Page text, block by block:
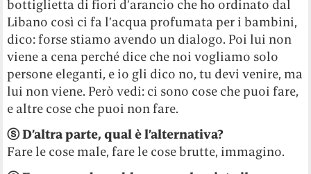
bottiglietta di fiori d’arancio che ho ordinato dal
Libano così ci fa l’acqua profumata per i bambini,
dico: forse stiamo avendo un dialogo. Poi lui non
viene a cena perché dice che noi vogliamo solo
persone eleganti, e io gli dico no, tu devi venire, ma
lui non viene. Però vedi: ci sono cose che puoi fare,
e altre cose che puoi non fare.
ⓢ D’altra parte, qual è l’alternativa?
Fare le cose male, fare le cose brutte, immagino.